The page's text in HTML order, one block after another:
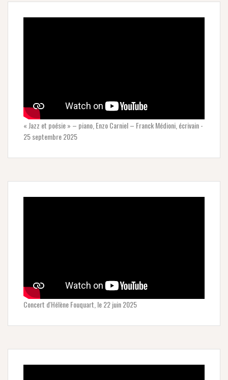
« Jazz et poésie » – piano, Enzo Carniel – Franck Médioni, écrivain -
25 septembre 2025
Concert d'Hélène Fouquart, le 22 juin 2025